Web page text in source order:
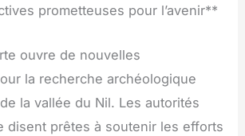
prometteuses pour l’avenir**
ouvre de nouvelles
la recherche archéologique
la vallée du Nil. Les autorités
disent prêtes à soutenir les efforts